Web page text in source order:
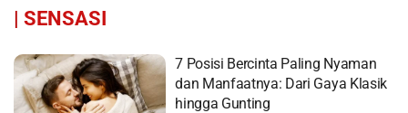
| SENSASI
7 Posisi Bercinta Paling Nyaman
dan Manfaatnya: Dari Gaya Klasik
hingga Gunting